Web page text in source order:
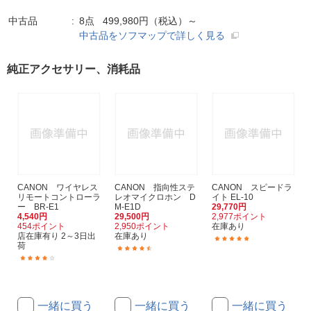
中古品
8点 499,980円（税込）～
中古品をソフマップで詳しく見る
純正アクセサリー、消耗品
CANON ワイヤレス
リモートコントローラ
ー BR-E1
4,540円
454ポイント
店在庫有り 2～3日出
荷
一緒に買う
CANON 指向性ステ
レオマイクロホン D
M-E1D
29,500円
2,950ポイント
在庫あり
一緒に買う
CANON スピードラ
イト EL-10
29,770円
2,977ポイント
在庫あり
一緒に買う